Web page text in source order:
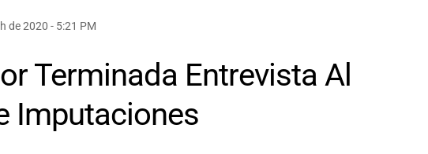
de 2020 - 5:21 PM
Terminada Entrevista Al
Imputaciones